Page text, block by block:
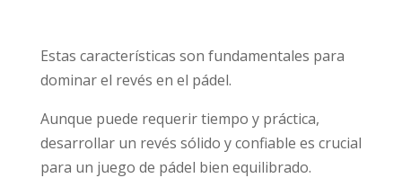
Estas características son fundamentales para
dominar el revés en el pádel.
Aunque puede requerir tiempo y práctica,
desarrollar un revés sólido y confiable es crucial
para un juego de pádel bien equilibrado.